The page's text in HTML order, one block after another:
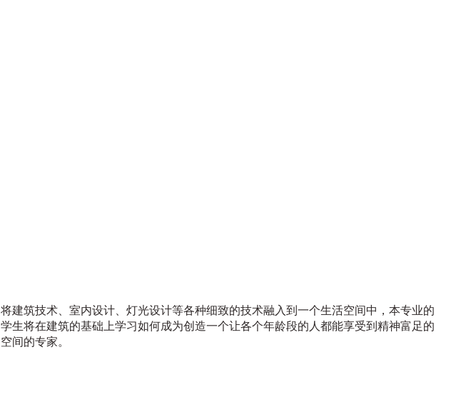
将建筑技术、室内设计、灯光设计等各种细致的技术融入到一个生活空间中，本专业的
学生将在建筑的基础上学习如何成为创造一个让各个年龄段的人都能享受到精神富足的
空间的专家。